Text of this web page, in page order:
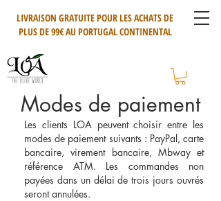
LIVRAISON GRATUITE POUR LES ACHATS DE
PLUS DE 99€ AU PORTUGAL CONTINENTAL
Modes de paiement
Les clients LOA peuvent choisir entre les
modes de paiement suivants : PayPal, carte
bancaire, virement bancaire, Mbway et
référence ATM. Les commandes non
payées dans un délai de trois jours ouvrés
seront annulées.